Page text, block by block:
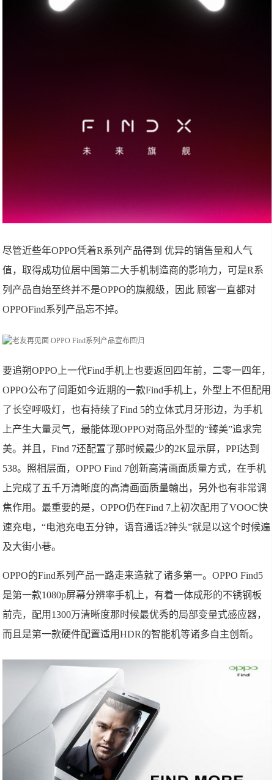
尽管近些年OPPO凭着R系列产品得到 优异的销售量和人气
值，取得成功位居中国第二大手机制造商的影响力，可是R系
列产品自始至终并不是OPPO的旗舰级，因此 顾客一直都对
OPPOFind系列产品忘不掉。
要追朔OPPO上一代Find手机上也要返回四年前，二零一四年，
OPPO公布了间距如今近期的一款Find手机上，外型上不但配用
了长空呼吸灯，也有持续了Find 5的立体式月牙形边，为手机
上产生大量灵气，最能体现OPPO对商品外型的“臻美”追求完
美。并且，Find 7还配置了那时候最少的2K显示屏，PPI达到
538。照相层面，OPPO Find 7创新高清画面质量方式，在手机
上完成了五千万清晰度的高清画面质量輸出，另外也有非常调
焦作用。最重要的是，OPPO仍在Find 7上初次配用了VOOC快
速充电，“电池充电五分钟，语音通话2钟头”就是以这个时候遍
及大街小巷。
OPPO的Find系列产品一路走来造就了诸多第一。OPPO Find5
是第一款1080p屏幕分辨率手机上，有着一体成形的不锈钢板
前壳，配用1300万清晰度那时候最优秀的局部变量式感应器，
而且是第一款硬件配置适用HDR的智能机等诸多自主创新。